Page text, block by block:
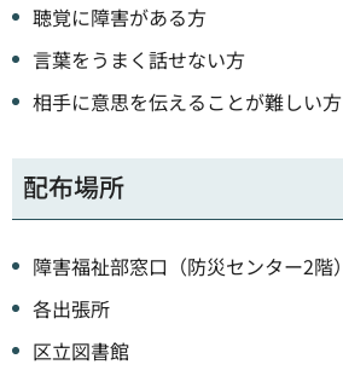
聴覚に障害がある方
言葉をうまく話せない方
相手に意思を伝えることが難しい方
配布場所
障害福祉部窓口（防災センター2階）
各出張所
区立図書館